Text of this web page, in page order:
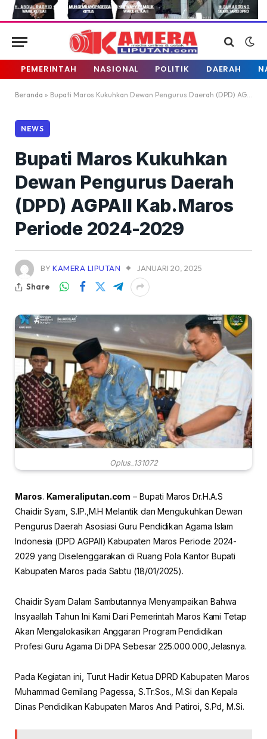
PEMERINTAH NASIONAL POLITIK DAERAH
Beranda » Bupati Maros Kukuhkan Dewan Pengurus Daerah (DPD) AGPAII Kab.Maros Periode 2024-2029
NEWS
Bupati Maros Kukuhkan
Dewan Pengurus Daerah
(DPD) AGPAII Kab.Maros
Periode 2024-2029
BY KAMERA LIPUTAN
JANUARI 20, 2025
Share
Oplus_131072
Maros. Kameraliputan.com – Bupati Maros Dr.H.A.S
Chaidir Syam, S.IP.,M.H Melantik dan Mengukuhkan Dewan
Pengurus Daerah Asosiasi Guru Pendidikan Agama Islam
Indonesia (DPD AGPAII) Kabupaten Maros Periode 2024-
2029 yang Diselenggarakan di Ruang Pola Kantor Bupati
Kabupaten Maros pada Sabtu (18/01/2025).
Chaidir Syam Dalam Sambutannya Menyampaikan Bahwa
Insyaallah Tahun Ini Kami Dari Pemerintah Maros Kami Tetap
Akan Mengalokasikan Anggaran Program Pendidikan
Profesi Guru Agama Di DPA Sebesar 225.000.000,Jelasnya.
Pada Kegiatan ini, Turut Hadir Ketua DPRD Kabupaten Maros
Muhammad Gemilang Pagessa, S.Tr.Sos., M.Si dan Kepala
Dinas Pendidikan Kabupaten Maros Andi Patiroi, S.Pd, M.Si.